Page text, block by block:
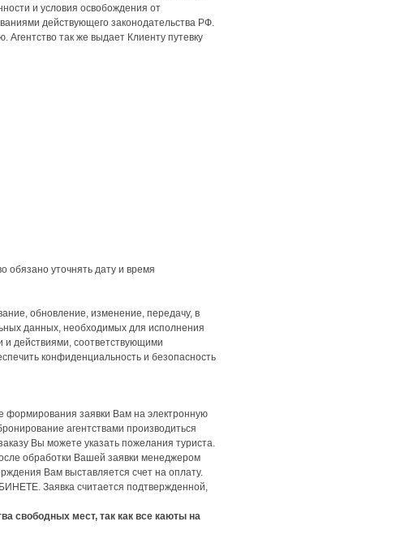
и условия освобождения от
действующего законодательства РФ.
Агентство так же выдает Клиенту путевку
обязано уточнять дату и время
обновление, изменение, передачу, в
данных, необходимых для исполнения
и действиями, соответствующими
конфиденциальность и безопасность
формирования заявки Вам на электронную
агентствами производиться
Вы можете указать пожелания туриста.
обработки Вашей заявки менеджером
Вам выставляется счет на оплату.
Заявка считается подтвержденной,
свободных мест, так как все каюты на